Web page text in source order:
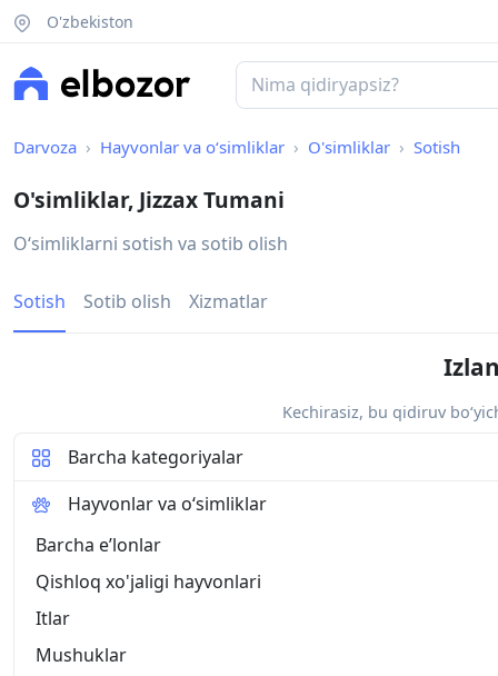
O'zbekiston
Darvoza Hayvonlar va o‘simliklar O'simliklar Sotish
O'simliklar, Jizzax Tumani
Oʻsimliklarni sotish va sotib olish
Sotish Sotib olish Xizmatlar
Kechirasiz, bu qidiruv
Barcha kategoriyalar
Hayvonlar va o‘simliklar
Barcha eʼlonlar
Qishloq xo'jaligi hayvonlari
Itlar
Mushuklar